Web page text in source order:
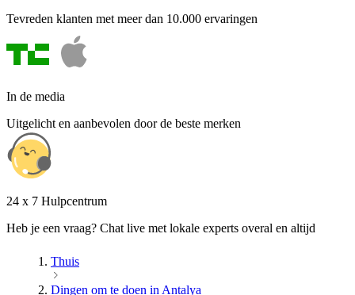
Tevreden klanten met meer dan 10.000 ervaringen
In de media
Uitgelicht en aanbevolen door de beste merken
24 x 7 Hulpcentrum
Heb je een vraag? Chat live met lokale experts overal en altijd
Thuis
Dingen om te doen in Antalya